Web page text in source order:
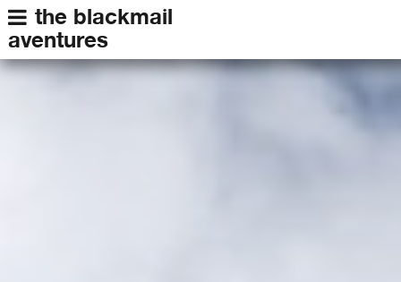
the blackmail
aventures